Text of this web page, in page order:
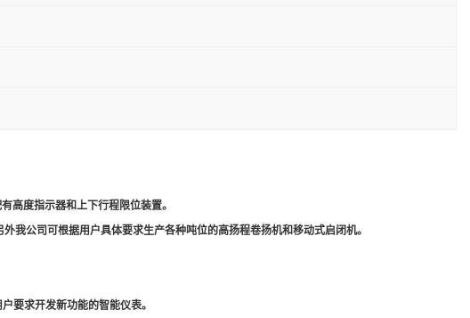
度指示器和上下行程限位装置。
公司可根据用户具体要求生产各种吨位的高扬程卷扬机和移动式启闭机。
要求开发新功能的智能仪表。